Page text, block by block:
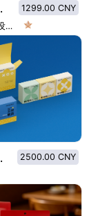
计
1299.00 CNY
空想包装设计师
饼盒包装
2500.00 CNY